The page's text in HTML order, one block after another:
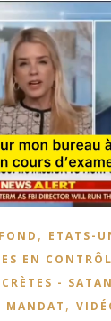
, ETATS-
EN
-
MANDAT ,